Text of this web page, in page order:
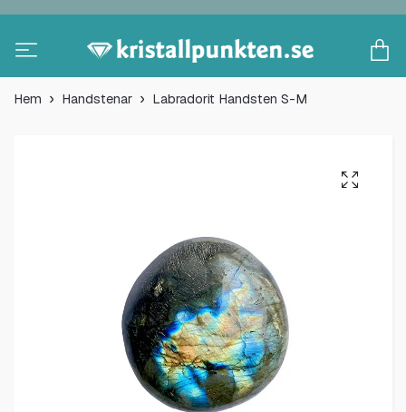
Hem Handstenar Labradorit Handsten S-M